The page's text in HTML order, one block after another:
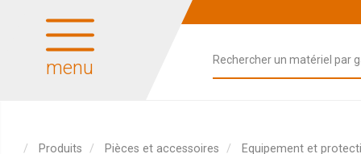
menu
Produits Pièces et accessoires Equipement et